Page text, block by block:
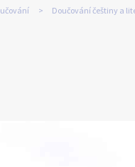
Doučování češtiny a